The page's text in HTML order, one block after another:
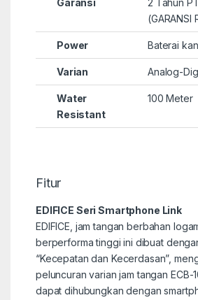
Garansi
2 Tahun
(GARANSI
Power Baterai
Varian Analog-
Water
Resistant
100 Meter
Fitur
EDIFICE Seri Smartphone Link
EDIFICE, jam tangan berbahan
berperforma tinggi ini dibuat
“Kecepatan dan Kecerdasan”,
peluncuran varian jam tangan ECB-
dapat dihubungkan dengan